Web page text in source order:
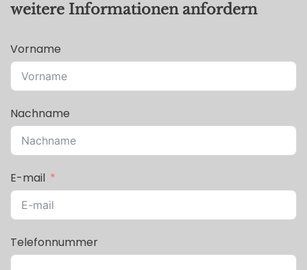
weitere Informationen anfordern
Vorname
Nachname
E-mail
Telefonnummer